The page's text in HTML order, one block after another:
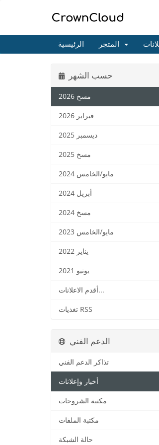
الرئيسية
حسب الشهر
مسخ 2026
فبراير 2026
ديسمبر 2025
مسخ 2025
مايو/الخامس 2024
أبريل 2024
مسخ 2024
مايو/الخامس 2023
يناير 2022
يونيو 2021
أقدم الاعلانات...
تغذيات RSS
الدعم الفني
تذاكر الدعم الفني
أخبار وإعلانات
مكتبة الشروحات
مكتبة الملفات
حالة الشبكة